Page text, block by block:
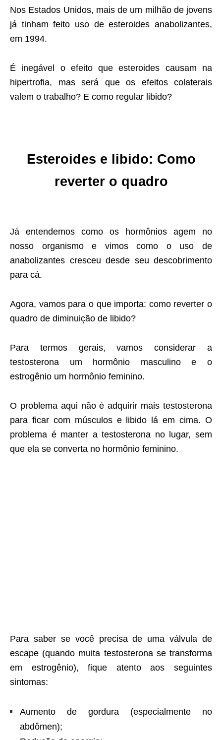
Nos Estados Unidos, mais de um milhão de jovens
já tinham feito uso de esteroides anabolizantes,
em 1994.
É inegável o efeito que esteroides causam na
hipertrofia, mas será que os efeitos colaterais
valem o trabalho? E como regular libido?
Esteroides e libido: Como
reverter o quadro
Já entendemos como os hormônios agem no
nosso organismo e vimos como o uso de
anabolizantes cresceu desde seu descobrimento
para cá.
Agora, vamos para o que importa: como reverter o
quadro de diminuição de libido?
Para termos gerais, vamos considerar a
testosterona um hormônio masculino e o
estrogênio um hormônio feminino.
O problema aqui não é adquirir mais testosterona
para ficar com músculos e libido lá em cima. O
problema é manter a testosterona no lugar, sem
que ela se converta no hormônio feminino.
Para saber se você precisa de uma válvula de
escape (quando muita testosterona se transforma
em estrogênio), fique atento aos seguintes
sintomas:
Aumento de gordura (especialmente no
abdômen);